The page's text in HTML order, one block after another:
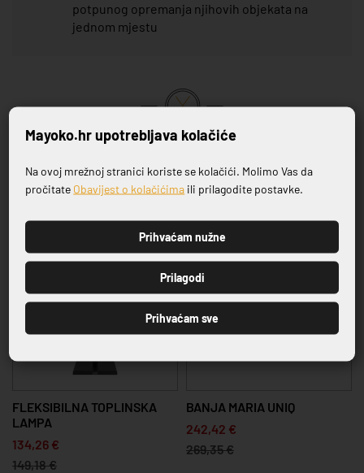
potpunog opremanja njihovih objekata na
jednom mjestu
VRHUNSKA KVALITETA PROIZVODA
Povezani proizvodi
-10%
FLEKSIBILNA TOPLINSKA
LAMPA
134,26 €
149,18 €
BANJA MARIA UNIQ
242,42 €
269,35 €
Prijavite se na naš newsletter
PRIJAVI SE
Mayoko.hr upotrebljava kolačiće
Na ovoj mrežnoj stranici koriste se kolačići. Molimo Vas da
pročitate Obavijest o kolačićima ili prilagodite postavke.
Prihvaćam nužne
Prilagodi
Prihvaćam sve